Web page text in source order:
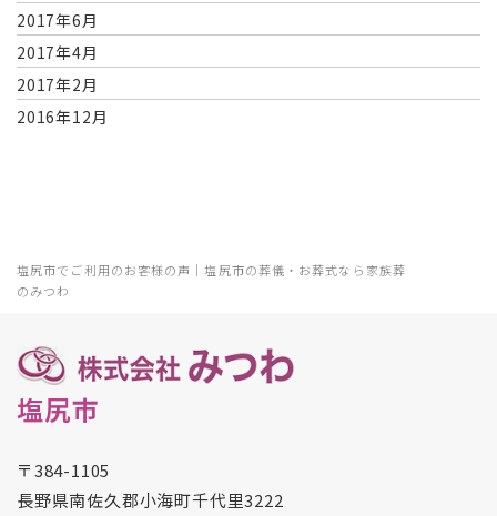
塩尻市でご利用のお客様の声｜塩尻市の葬儀・お葬式なら家族葬
のみつわ
2017年6月
2017年4月
2017年2月
2016年12月
塩尻市
〒384-1105
長野県南佐久郡小海町千代里3222